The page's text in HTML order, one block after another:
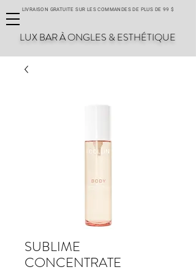
LIVRAISON GRATUITE SUR LES COMMANDES DE PLUS DE 99 $
LUX BAR À ONGLES & ESTHÉTIQUE
SUBLIME
CONCENTRATE